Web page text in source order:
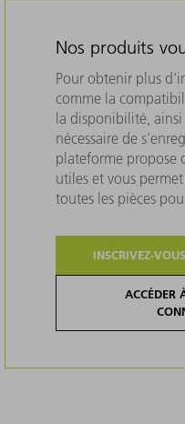
Nos produits
Pour obtenir plus
comme la
la disponibilité,
nécessaire de
plateforme propose
utiles et vous
toutes les pièces
INSCRIVEZ-
ACCÉDER